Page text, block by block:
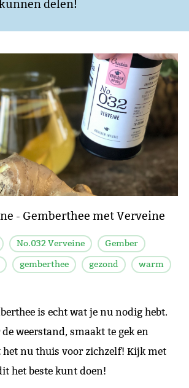
delen!
- Gemberthee met Verveine
No.032 Verveine
Gember
gemberthee gezond
warm
is echt wat je nu nodig hebt.
weerstand, smaakt te gek en
het nu thuis voor zichzelf! Kijk met
het beste kunt doen!